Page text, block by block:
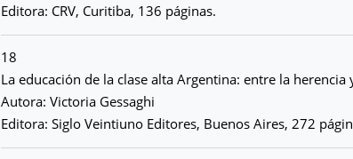
Editora: CRV, Curitiba, 136 páginas.
18
La educación de la clase alta Argentina: entre la
Autora: Victoria Gessaghi
Editora: Siglo Veintiuno Editores, Buenos Aires, 272